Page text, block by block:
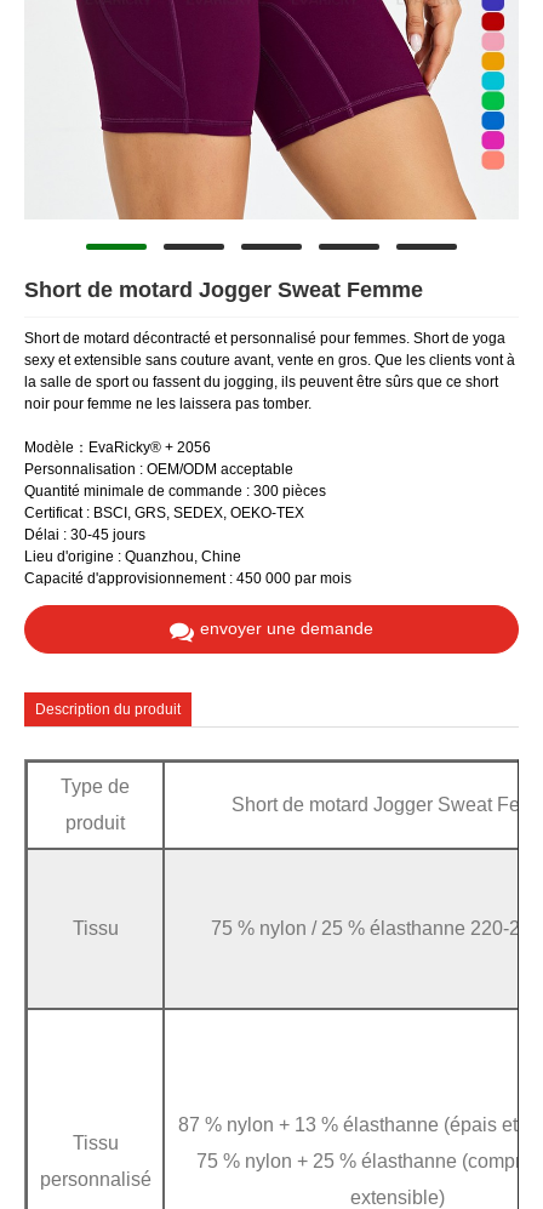
Short de motard Jogger Sweat Femme
Short de motard décontracté et personnalisé pour femmes. Short de yoga
sexy et extensible sans couture avant, vente en gros. Que les clients vont à
la salle de sport ou fassent du jogging, ils peuvent être sûrs que ce short
noir pour femme ne les laissera pas tomber.
Modèle：EvaRicky® + 2056
Personnalisation : OEM/ODM acceptable
Quantité minimale de commande : 300 pièces
Certificat : BSCI, GRS, SEDEX, OEKO-TEX
Délai : 30-45 jours
Lieu d'origine : Quanzhou, Chine
Capacité d'approvisionnement : 450 000 par mois
envoyer une demande
Description du produit
Type de
produit
Short de motard Jogger Sweat
Tissu 75 % nylon / 25 % élasthanne 220-225
Tissu
personnalisé
87 % nylon + 13 % élasthanne (épais et
75 % nylon + 25 % élasthanne
extensible)